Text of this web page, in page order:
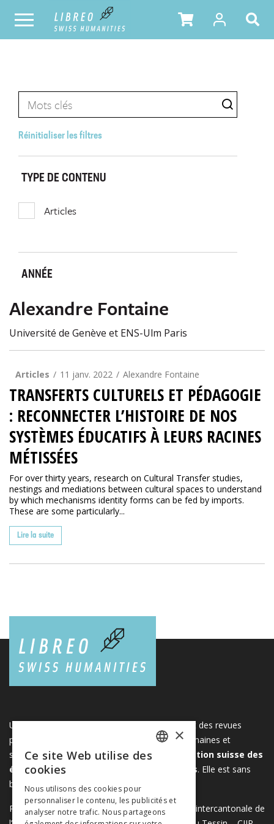
Réinitialiser les filtres
TYPE DE CONTENU
Articles
ANNÉE
Alexandre Fontaine
Université de Genève et ENS-Ulm Paris
Articles 11 janv. 2022 Alexandre Fontaine
TRANSFERTS CULTURELS ET PÉDAGOGIE
: RECONNECTER L’HISTOIRE DE NOS
SYSTÈMES ÉDUCATIFS À LEURS RACINES
MÉTISSÉES
For over thirty years, research on Cultural Transfer studies,
nestings and mediations between cultural spaces to understand
by which mechanisms identity forms can be fed by imports.
These are some particularly...
Lire la suite
Une plateforme unique regroupant des livres et des revues
publiés par les éditeurs suisses de sciences humaines et
sociales. Libreo.ch est la propriété de l'
Association suisse des
éditeurs de sciences sociales et humaines. Elle est sans
but lucratif.www.editeurssuisses.ch
Projet réalisé avec le soutien de la Conférence intercantonale de
ITALIAN
×
Ce site Web utilise des
cookies
Nous utilisons des cookies pour
personnaliser le contenu, les publicités et
analyser notre trafic. Nous partageons